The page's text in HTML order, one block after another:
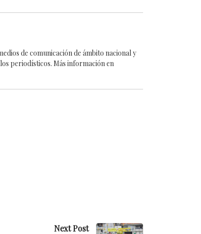
de comunicación de ámbito nacional y
periodísticos. Más información en
Next Post